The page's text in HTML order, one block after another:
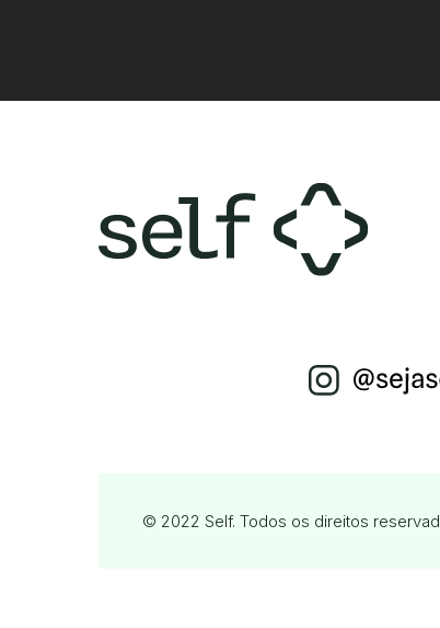
© 2022 Self. Todos os direitos